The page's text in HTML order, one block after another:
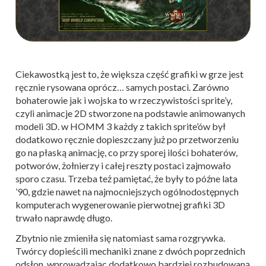
Ciekawostką jest to, że większa część grafiki w grze jest
ręcznie rysowana oprócz… samych postaci. Zarówno
bohaterowie jak i wojska to w rzeczywistości sprite’y,
czyli animacje 2D stworzone na podstawie animowanych
modeli 3D. w HOMM 3 każdy z takich sprite’ów był
dodatkowo ręcznie dopieszczany już po przetworzeniu
go na płaską animację, co przy sporej ilości bohaterów,
potworów, żołnierzy i całej reszty postaci zajmowało
sporo czasu. Trzeba też pamiętać, że były to późne lata
’90, gdzie nawet na najmocniejszych ogólnodostępnych
komputerach wygenerowanie pierwotnej grafiki 3D
trwało naprawdę długo.
Zbytnio nie zmieniła się natomiast sama rozgrywka.
Twórcy dopieścili mechaniki znane z dwóch poprzednich